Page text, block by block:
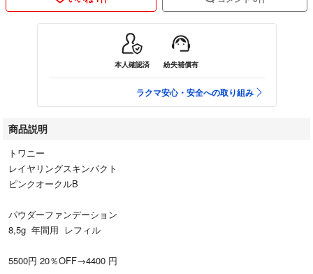
本人確認済 紛失補償有
ラクマ安心・安全への取り組み
商品説明
トワニー
レイヤリングスキンパクト
ピンクオークルB
パウダーファンデーション
8,5g 年間用 レフィル
5500円 20％OFF→4400 円